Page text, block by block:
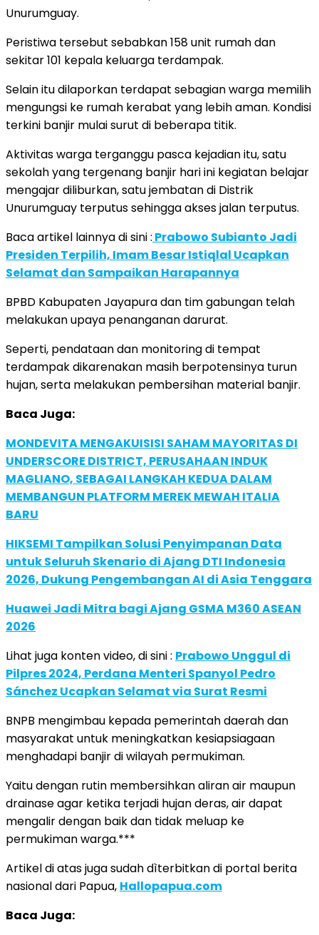
Unurumguay.
Peristiwa tersebut sebabkan 158 unit rumah dan
sekitar 101 kepala keluarga terdampak.
Selain itu dilaporkan terdapat sebagian warga memilih
mengungsi ke rumah kerabat yang lebih aman. Kondisi
terkini banjir mulai surut di beberapa titik.
Aktivitas warga terganggu pasca kejadian itu, satu
sekolah yang tergenang banjir hari ini kegiatan belajar
mengajar diliburkan, satu jembatan di Distrik
Unurumguay terputus sehingga akses jalan terputus.
Baca artikel lainnya di sini : Prabowo Subianto Jadi
Presiden Terpilih, Imam Besar Istiqlal Ucapkan
Selamat dan Sampaikan Harapannya
BPBD Kabupaten Jayapura dan tim gabungan telah
melakukan upaya penanganan darurat.
Seperti, pendataan dan monitoring di tempat
terdampak dikarenakan masih berpotensinya turun
hujan, serta melakukan pembersihan material banjir.
Baca Juga:
MONDEVITA MENGAKUISISI SAHAM MAYORITAS DI
UNDERSCORE DISTRICT, PERUSAHAAN INDUK
MAGLIANO, SEBAGAI LANGKAH KEDUA DALAM
MEMBANGUN PLATFORM MEREK MEWAH ITALIA
BARU
HIKSEMI Tampilkan Solusi Penyimpanan Data
untuk Seluruh Skenario di Ajang DTI Indonesia
2026, Dukung Pengembangan AI di Asia Tenggara
Huawei Jadi Mitra bagi Ajang GSMA M360 ASEAN
2026
Lihat juga konten video, di sini : Prabowo Unggul di
Pilpres 2024, Perdana Menteri Spanyol Pedro
Sánchez Ucapkan Selamat via Surat Resmi
BNPB mengimbau kepada pemerintah daerah dan
masyarakat untuk meningkatkan kesiapsiagaan
menghadapi banjir di wilayah permukiman.
Yaitu dengan rutin membersihkan aliran air maupun
drainase agar ketika terjadi hujan deras, air dapat
mengalir dengan baik dan tidak meluap ke
permukiman warga.***
Artikel di atas juga sudah dìterbitkan di portal berita
nasional dari Papua, Hallopapua.com
Baca Juga: